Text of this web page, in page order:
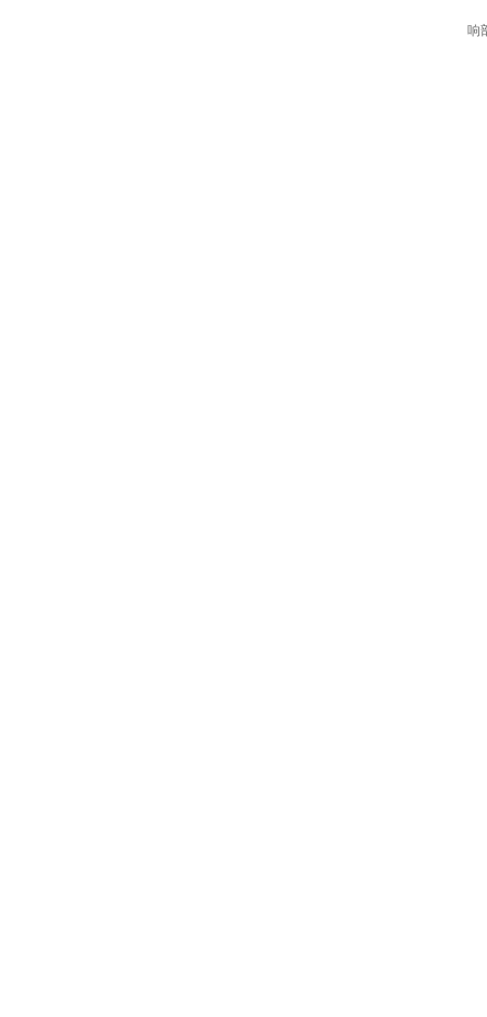
响